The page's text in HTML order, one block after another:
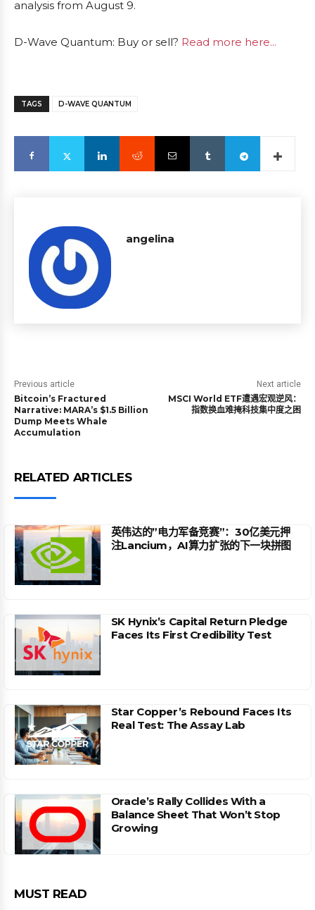
analysis from August 9.
D-Wave Quantum: Buy or sell? Read more here...
TAGS D-WAVE QUANTUM
angelina
Previous article
Bitcoin’s Fractured
Narrative: MARA’s $1.5 Billion
Dump Meets Whale
Accumulation
Next article
MSCI World ETF遭遇宏观逆风：
指数换血难掩科技集中度之困
RELATED ARTICLES
英伟达的”电力军备竞赛”：30亿美元押
注Lancium，AI算力扩张的下一块拼图
SK Hynix’s Capital Return Pledge
Faces Its First Credibility Test
Star Copper’s Rebound Faces Its
Real Test: The Assay Lab
Oracle’s Rally Collides With a
Balance Sheet That Won’t Stop
Growing
MUST READ